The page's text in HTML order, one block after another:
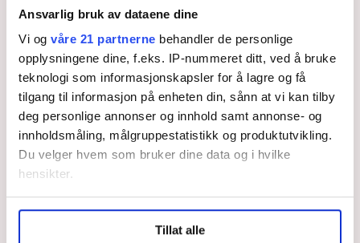
Ansvarlig bruk av dataene dine
Vi og våre 21 partnerne behandler de personlige
opplysningene dine, f.eks. IP-nummeret ditt, ved å bruke
teknologi som informasjonskapsler for å lagre og få
tilgang til informasjon på enheten din, sånn at vi kan tilby
deg personlige annonser og innhold samt annonse- og
innholdsmåling, målgruppestatistikk og produktutvikling.
Du velger hvem som bruker dine data og i hvilke
hensikter.
Undermer infokan du lese om hvordan dine personlige
data behandles og hvordan du kan velge hvordan de skal
Tillat alle
avvikles i Oslo: – Vi er
urolige for hva dette
betyr
Takk til dere som ser
mennesket bak
vedtak og diagnoser!
Vi trenger flere av
dere